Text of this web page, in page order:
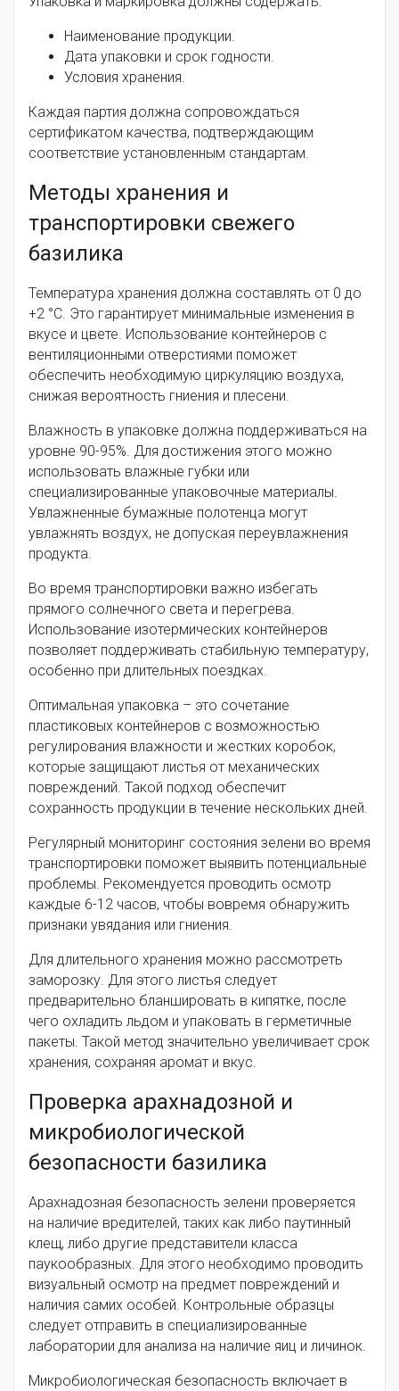
Наименование продукции.
Дата упаковки и срок годности.
Условия хранения.
Каждая партия должна сопровождаться
сертификатом качества, подтверждающим
соответствие установленным стандартам.
Методы хранения и
транспортировки свежего
базилика
Температура хранения должна составлять от 0 до
+2 °C. Это гарантирует минимальные изменения в
вкусе и цвете. Использование контейнеров с
вентиляционными отверстиями поможет
обеспечить необходимую циркуляцию воздуха,
снижая вероятность гниения и плесени.
Влажность в упаковке должна поддерживаться на
уровне 90-95%. Для достижения этого можно
использовать влажные губки или
специализированные упаковочные материалы.
Увлажненные бумажные полотенца могут
увлажнять воздух, не допуская переувлажнения
продукта.
Во время транспортировки важно избегать
прямого солнечного света и перегрева.
Использование изотермических контейнеров
позволяет поддерживать стабильную температуру,
особенно при длительных поездках.
Оптимальная упаковка – это сочетание
пластиковых контейнеров с возможностью
регулирования влажности и жестких коробок,
которые защищают листья от механических
повреждений. Такой подход обеспечит
сохранность продукции в течение нескольких дней.
Регулярный мониторинг состояния зелени во время
транспортировки поможет выявить потенциальные
проблемы. Рекомендуется проводить осмотр
каждые 6-12 часов, чтобы вовремя обнаружить
признаки увядания или гниения.
Для длительного хранения можно рассмотреть
заморозку. Для этого листья следует
предварительно бланшировать в кипятке, после
чего охладить льдом и упаковать в герметичные
пакеты. Такой метод значительно увеличивает срок
хранения, сохраняя аромат и вкус.
Проверка арахнадозной и
микробиологической
безопасности базилика
Арахнадозная безопасность зелени проверяется
на наличие вредителей, таких как либо паутинный
клещ, либо другие представители класса
паукообразных. Для этого необходимо проводить
визуальный осмотр на предмет повреждений и
наличия самих особей. Контрольные образцы
следует отправить в специализированные
лаборатории для анализа на наличие яиц и личинок.
Микробиологическая безопасность включает в